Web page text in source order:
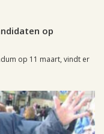
op
op 11 maart, vindt er